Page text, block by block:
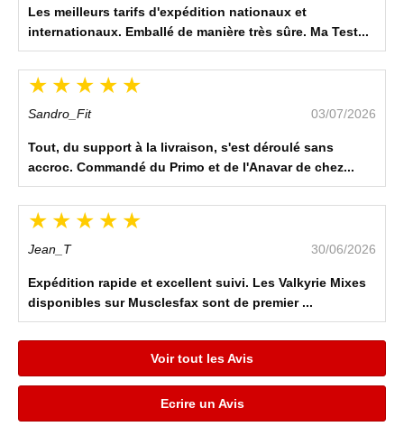
Les meilleurs tarifs d'expédition nationaux et
internationaux. Emballé de manière très sûre. Ma Test...
Sandro_Fit 03/07/2026
Tout, du support à la livraison, s'est déroulé sans
accroc. Commandé du Primo et de l'Anavar de chez...
Jean_T 30/06/2026
Expédition rapide et excellent suivi. Les Valkyrie Mixes
disponibles sur Musclesfax sont de premier ...
Voir tout les Avis
Ecrire un Avis